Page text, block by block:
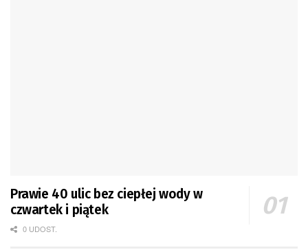
Prawie 40 ulic bez ciepłej wody w
czwartek i piątek
0 UDOST.